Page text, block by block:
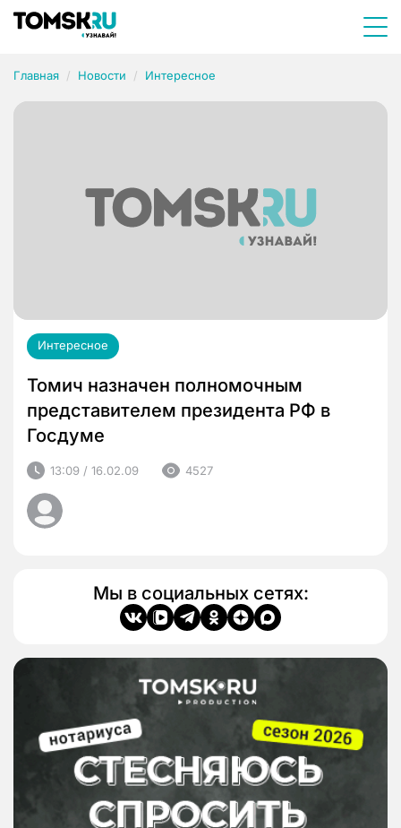
Главная Новости Интересное
Интересное
Томич назначен полномочным
представителем президента РФ в
Госдуме
13:09 / 16.02.09 4527
Мы в социальных сетях: